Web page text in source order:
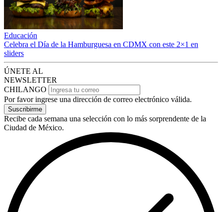
Educación
Celebra el Día de la Hamburguesa en CDMX con este 2×1 en
sliders
ÚNETE AL
NEWSLETTER
CHILANGO
Por favor ingrese una dirección de correo electrónico válida.
Suscribirme
Recibe cada semana una selección con lo más sorprendente de la
Ciudad de México.